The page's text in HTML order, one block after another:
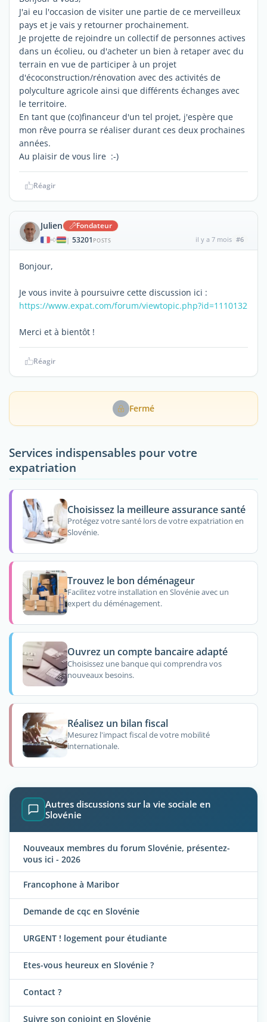
J'ai eu l'occasion de visiter une partie de ce merveilleux
pays et je vais y retourner prochainement.
Je projette de rejoindre un collectif de personnes actives
dans un écolieu, ou d'acheter un bien à retaper avec du
terrain en vue de participer à un projet
d'écoconstruction/rénovation avec des activités de
polyculture agricole ainsi que différents échanges avec
le territoire.
En tant que (co)financeur d'un tel projet, j'espère que
mon rêve pourra se réaliser durant ces deux prochaines
années.
Au plaisir de vous lire :-)
Réagir
Julien Fondateur
| 53201 POSTS il y a 7 mois #6
Bonjour,
Je vous invite à poursuivre cette discussion ici :
https://www.expat.com/forum/viewtopic.php?id=1110132
Merci et à bientôt !
Réagir
Fermé
Services indispensables pour votre
expatriation
Choisissez la meilleure assurance santé
Protégez votre santé lors de votre expatriation en
Slovénie.
Trouvez le bon déménageur
Facilitez votre installation en Slovénie avec un
expert du déménagement.
Ouvrez un compte bancaire adapté
Choisissez une banque qui comprendra vos
nouveaux besoins.
Réalisez un bilan fiscal
Mesurez l'impact fiscal de votre mobilité
internationale.
Autres discussions sur la vie sociale en
Slovénie
Nouveaux membres du forum Slovénie, présentez-
vous ici - 2026
Francophone à Maribor
Demande de cqc en Slovénie
URGENT ! logement pour étudiante
Etes-vous heureux en Slovénie ?
Contact ?
Suivre son conjoint en Slovénie